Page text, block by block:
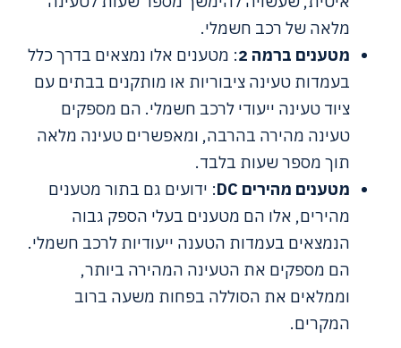
מלאה של רכב חשמלי.
מטענים ברמה 2
: מטענים אלו נמצאים בדרך כלל
בעמדות טעינה ציבוריות או מותקנים בבתים עם
ציוד טעינה ייעודי לרכב חשמלי. הם מספקים
טעינה מהירה בהרבה, ומאפשרים טעינה מלאה
תוך מספר שעות בלבד.
מטענים מהירים DC
: ידועים גם בתור מטענים
מהירים, אלו הם מטענים בעלי הספק גבוה
הנמצאים בעמדות הטענה ייעודיות לרכב חשמלי.
הם מספקים את הטעינה המהירה ביותר,
וממלאים את הסוללה בפחות משעה ברוב
המקרים.